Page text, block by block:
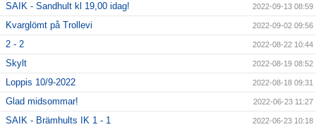
SAIK - Sandhult kl 19,00 idag! 2022-09-13 08:59
Kvarglömt på Trollevi 2022-09-02 09:56
2 - 2 2022-08-22 10:44
Skylt 2022-08-19 08:52
Loppis 10/9-2022 2022-08-18 09:31
Glad midsommar! 2022-06-23 11:27
SAIK - Brämhults IK 1 - 1 2022-06-23 10:18